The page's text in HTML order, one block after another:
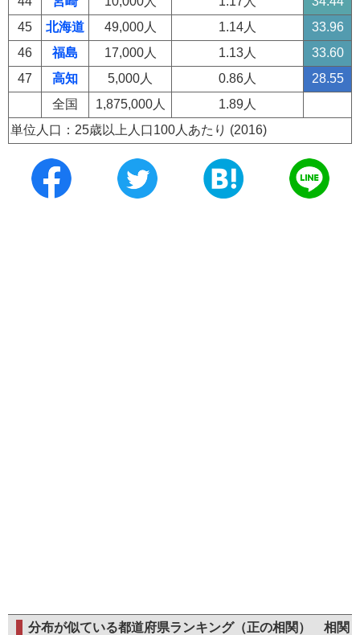
45
北海道 49,000人 1.14人
33.96
46
福島 17,000人 1.13人
33.60
47
高知 5,000人 0.86人
28.55
全国
1,875,000人
1.89人
単位人口：25歳以上人口100人あたり (2016)
分布が似ている都道府県ランキング（正の相関） 相関